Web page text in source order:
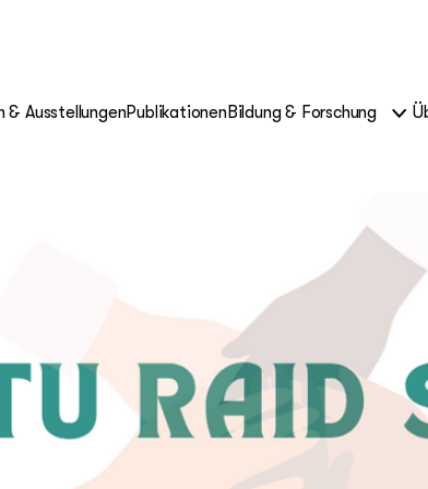
& AusstellungenPublikationenBildung & Forschung